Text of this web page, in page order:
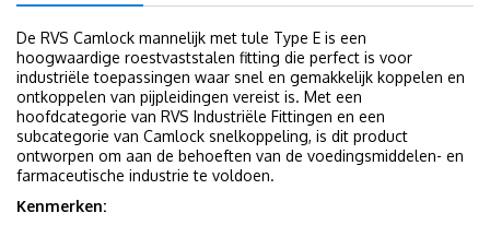
De RVS Camlock mannelijk met tule Type E is een
hoogwaardige roestvaststalen fitting die perfect is voor
industriële toepassingen waar snel en gemakkelijk koppelen en
ontkoppelen van pijpleidingen vereist is. Met een
hoofdcategorie van RVS Industriële Fittingen en een
subcategorie van Camlock snelkoppeling, is dit product
ontworpen om aan de behoeften van de voedingsmiddelen- en
farmaceutische industrie te voldoen.
Kenmerken: